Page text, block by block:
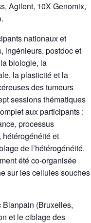
Agilent, 10X Genomix,
nationaux et
ingénieurs, postdoc et
biologie, la
la plasticité et la
des tumeurs
sessions thématiques
aux participants :
processus
et
de l’hétérogénéité.
été co-organisée
sur les cellules souches
Blanpain (Bruxelles,
et le ciblage des